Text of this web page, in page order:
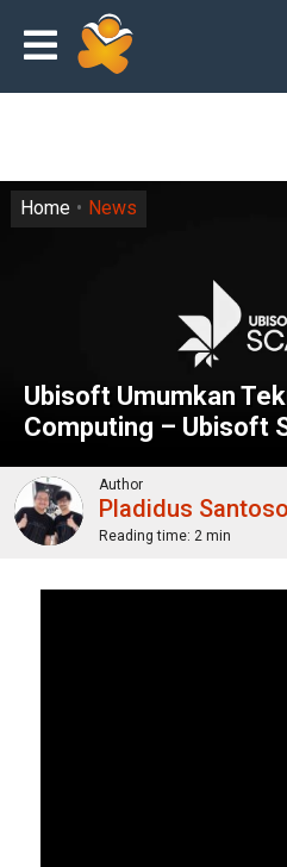
Ubisoft Umumkan
Computing – Ubisoft
Home News
Author
Pladidus Santoso
Reading time: 2 min